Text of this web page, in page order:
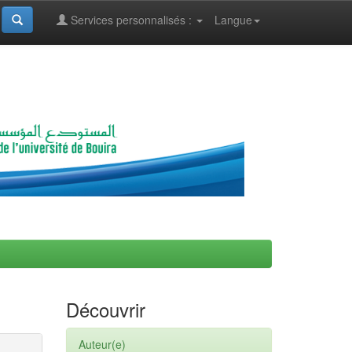
Langue
Services personnalisés :
Découvrir
Auteur(e)